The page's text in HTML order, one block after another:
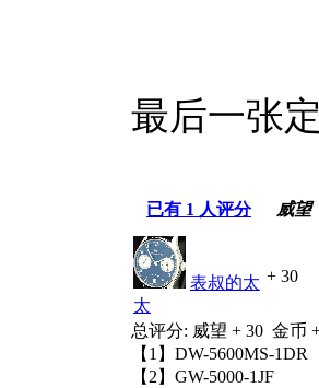
最后一张
已有 1 人评分 威望
表叔的太
太
+ 30
总评分: 威望 + 30 金币
【1】DW-5600MS-1DR
【2】GW-5000-1JF